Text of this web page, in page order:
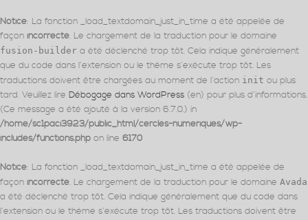
Notice: La fonction _load_textdomain_just_in_time a été appelée de
façon incorrecte. Le chargement de la traduction pour le domaine
fusion-builder a été déclenché trop tôt. Cela indique généralement
que du code dans l’extension ou le thème s’exécute trop tôt. Les
traductions doivent être chargées au moment de l’action init ou plus
tard. Veuillez lire Débogage dans WordPress (en) pour plus d’informations.
(Ce message a été ajouté à la version 6.7.0.) in
/home/sc1paci3923/public_html/cercles-numeriques/wp-
includes/functions.php on line 6170
Notice: La fonction _load_textdomain_just_in_time a été appelée de
façon incorrecte. Le chargement de la traduction pour le domaine Avada
a été déclenché trop tôt. Cela indique généralement que du code dans
l’extension ou le thème s’exécute trop tôt. Les traductions doivent être